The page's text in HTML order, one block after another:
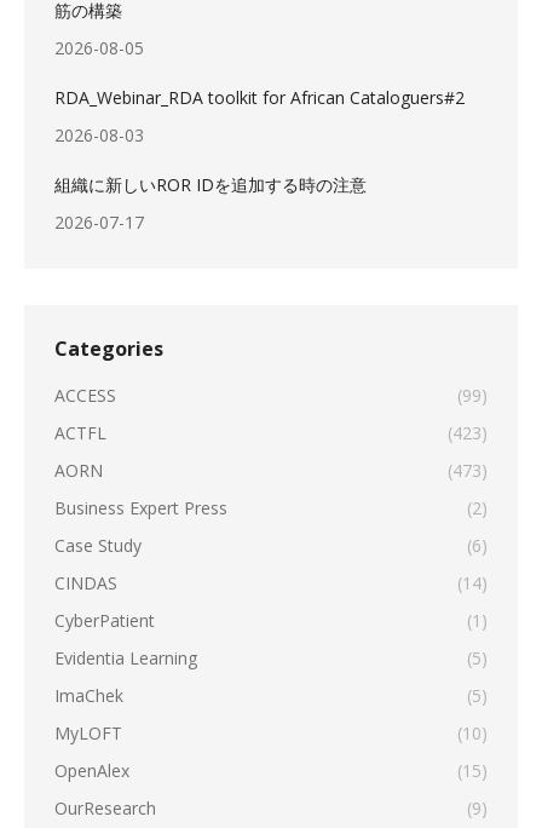
筋の構築
2026-08-05
RDA_Webinar_RDA toolkit for African Cataloguers#2
2026-08-03
組織に新しいROR IDを追加する時の注意
2026-07-17
Categories
ACCESS
(99)
ACTFL
(423)
AORN
(473)
Business Expert Press
(2)
Case Study
(6)
CINDAS
(14)
CyberPatient
(1)
Evidentia Learning
(5)
ImaChek
(5)
MyLOFT
(10)
OpenAlex
(15)
OurResearch
(9)